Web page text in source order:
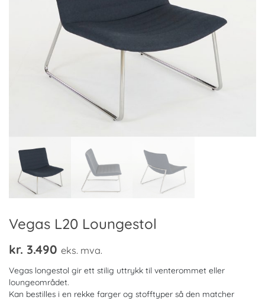
Vegas L20 Loungestol
kr. 3.490 eks. mva.
Vegas longestol gir ett stilig uttrykk til venterommet eller
loungeområdet.
Kan bestilles i en rekke farger og stofftyper så den matcher